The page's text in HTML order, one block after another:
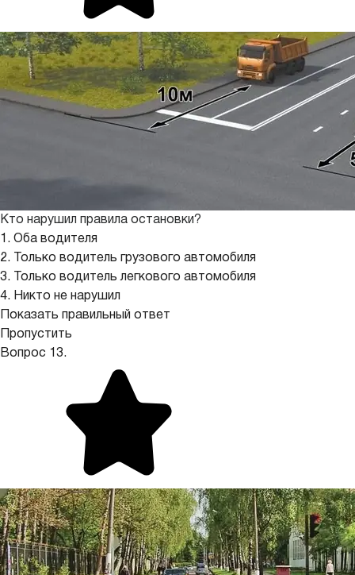
Кто нарушил правила остановки?
1. Оба водителя
2. Только водитель грузового автомобиля
3. Только водитель легкового автомобиля
4. Никто не нарушил
Показать правильный ответ
Пропустить
Вопрос 13.